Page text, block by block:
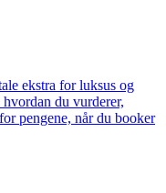
ekstra for luksus og
du vurderer,
pengene, når du booker